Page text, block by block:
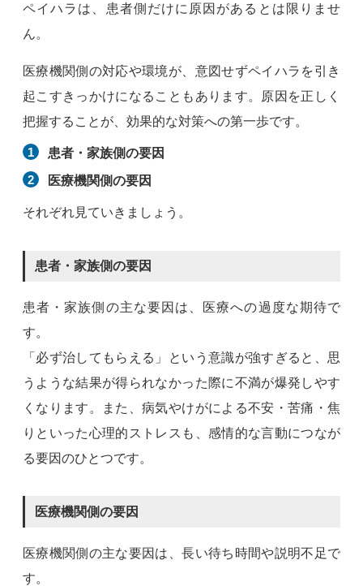
ペイハラは、患者側だけに原因があるとは限りませ
ん。
医療機関側の対応や環境が、意図せずペイハラを引き
起こすきっかけになることもあります。原因を正しく
把握することが、効果的な対策への第一歩です。
患者・家族側の要因
医療機関側の要因
それぞれ見ていきましょう。
患者・家族側の要因
患者・家族側の主な要因は、医療への過度な期待で
す。
「必ず治してもらえる」という意識が強すぎると、思
うような結果が得られなかった際に不満が爆発しやす
くなります。また、病気やけがによる不安・苦痛・焦
りといった心理的ストレスも、感情的な言動につなが
る要因のひとつです。
医療機関側の要因
医療機関側の主な要因は、長い待ち時間や説明不足で
す。